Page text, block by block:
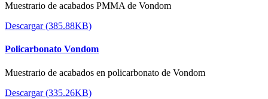
Muestrario de acabados PMMA de Vondom
Descargar (385.88KB)
Policarbonato Vondom
Muestrario de acabados en policarbonato de Vondom
Descargar (335.26KB)